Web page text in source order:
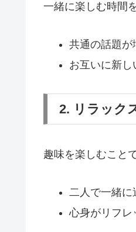
一緒に楽しむ時間
共通の話題が
お互いに新し
2. リラック
趣味を楽しむことで
二人で一緒に
心身がリフレ